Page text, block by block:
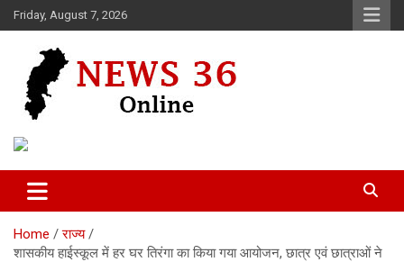
Skip
to
Friday, August 7, 2026
News 36
Home
राज्य
शासकीय हाईस्कूल में हर घर तिरंगा का किया गया आयोजन, छात्र एवं छात्राओं ने